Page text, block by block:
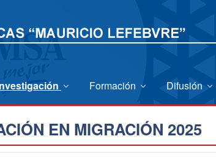
Formación Difusión
EN MIGRACIÓN 2025